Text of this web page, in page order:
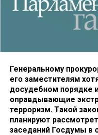
Генеральному
его заместителям
досудебном порядке
оправдывающие
терроризм. Такой
планируют
заседаний Госдумы в